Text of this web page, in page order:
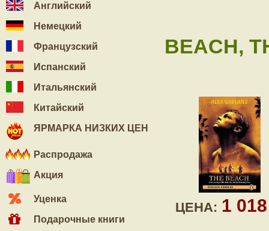
Английский
Немецкий
Французский
Испанский
Итальянский
Китайский
ЯРМАРКА НИЗКИХ ЦЕН
Распродажа
Акция
Уценка
Подарочные книги
BEACH,
ЦЕНА: 1